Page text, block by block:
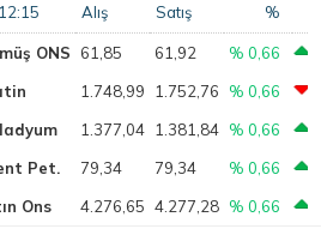
12:15 Alış Satış %
ONS 61,85 61,92
% 0,66
1.748,99 1.752,76
% 0,66
1.377,04 1.381,84 % 0,66
Pet.
79,34 79,34
% 0,66
Ons
4.276,65 4.277,28 % 0,66